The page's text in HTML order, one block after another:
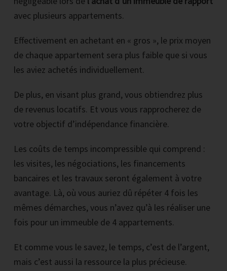
avec plusieurs appartements.
Effectivement en achetant en « gros », le prix moyen
de chaque appartement sera plus faible que si vous
les aviez achetés individuellement.
De plus, en visant plus grand, vous obtiendrez plus
de revenus locatifs. Et vous vous rapprocherez de
votre objectif d’indépendance financière.
Les coûts de temps incompressible qui comprend :
les visites, les négociations, les financements
bancaires et les travaux seront également à votre
avantage. Là, où vous auriez dû répéter 4 fois les
mêmes démarches, vous n’avez qu’à les réaliser une
fois pour un immeuble de 4 appartements.
Et comme vous le savez, le temps, c’est de l’argent,
mais c’est aussi la ressource la plus précieuse.